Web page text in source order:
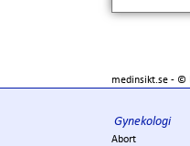
medinsikt.se - ©
Gynekologi
Abort